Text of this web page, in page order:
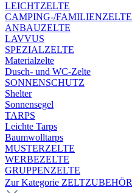
LEICHTZELTE
CAMPING-/FAMILIENZELTE
ANBAUZELTE
LAVVUS
SPEZIALZELTE
Materialzelte
Dusch- und WC-Zelte
SONNENSCHUTZ
Shelter
Sonnensegel
TARPS
Leichte Tarps
Baumwolltarps
MUSTERZELTE
WERBEZELTE
GRUPPENZELTE
Zur Kategorie ZELTZUBEHÖR